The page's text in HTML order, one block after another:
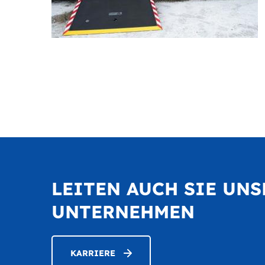
LEITEN AUCH SIE
UNTERNEHMEN
KARRIERE